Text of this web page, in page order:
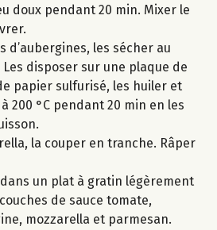
doux pendant 20 min. Mixer le
d’aubergines, les sécher au
disposer sur une plaque de
papier sulfurisé, les huiler et
200 °C pendant 20 min en les
la couper en tranche. Râper
un plat à gratin légèrement
de sauce tomate,
mozzarella et parmesan.